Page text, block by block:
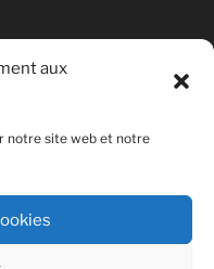
aux
notre site web et notre